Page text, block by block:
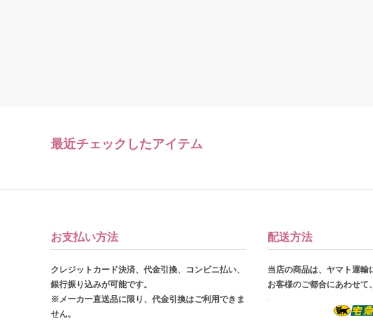
最近チェックしたアイテム
お支払い方法
クレジットカード決済、代金引換、コンビニ払い、
銀行振り込みが可能です。
※メーカー直送品に限り、代金引換はご利用できま
せん。
配送方法
当店の商品は、ヤマト運輸
お客様のご都合にあわせて